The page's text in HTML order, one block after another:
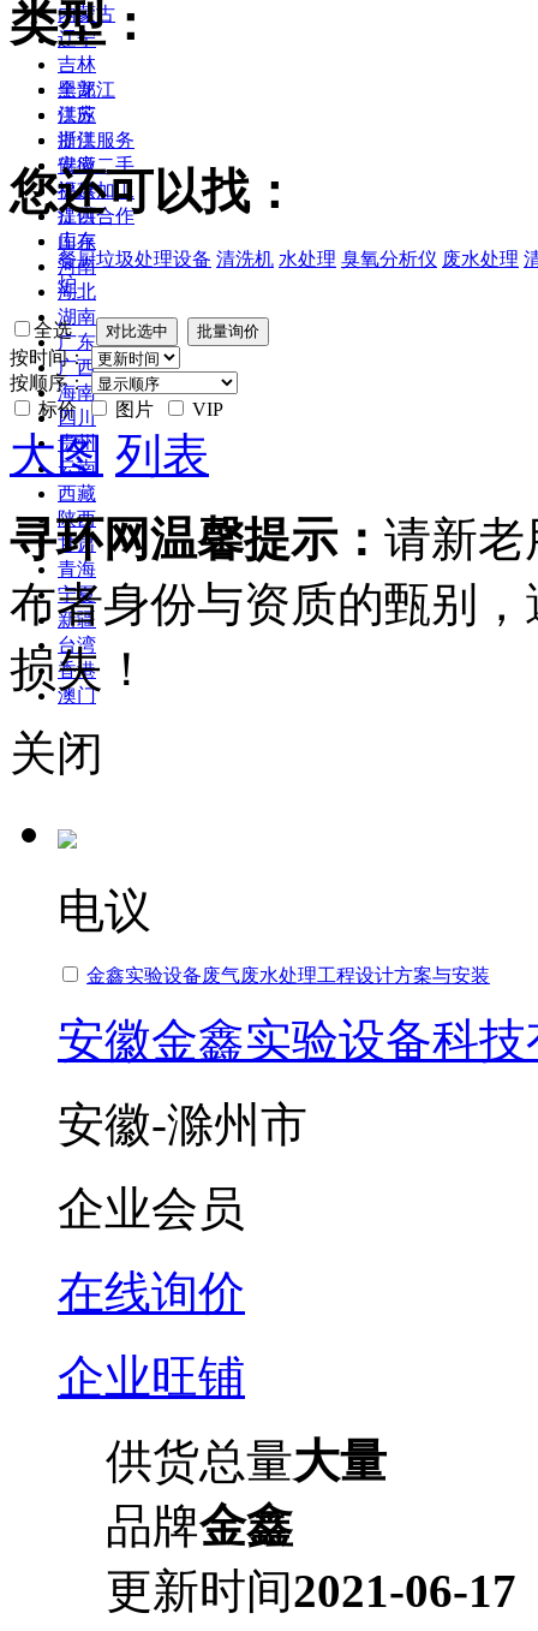
内蒙古
辽宁
吉林
黑龙江
江苏
浙江
安徽
福建
江西
山东
河南
湖北
湖南
广东
广西
海南
四川
贵州
云南
西藏
陕西
甘肃
青海
宁夏
新疆
台湾
香港
澳门
类型：
全部
供应
提供服务
供应二手
提供加工
提供合作
库存
您还可以找：
餐厨垃圾处理设备 清洗机 水处理 臭氧分析仪 废水处理
炉
全选
按时间：
按顺序：
标价
图片 VIP
大图 列表
寻环网温馨提示： 请新老
布者身份与资质的甄别
损失！
关闭
电议
金鑫实验设备废气废水处理工程设计方案与安装
安徽金鑫实验设备科
安徽-滁州市
企业会员
在线询价
企业旺铺
供货总量大量
品牌金鑫
更新时间2021-06-17